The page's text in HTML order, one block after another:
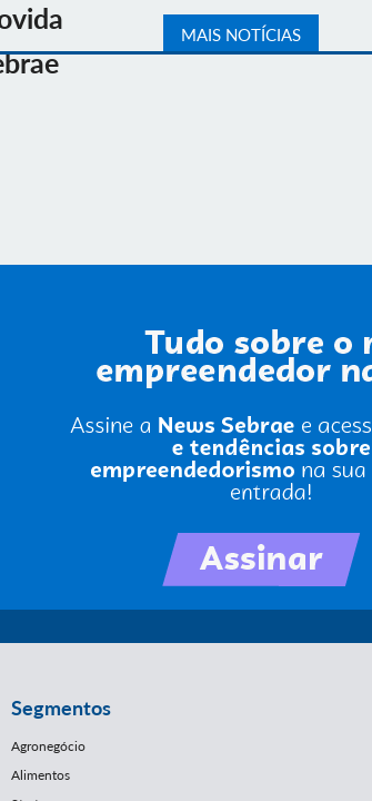
MAIS NOTÍCIAS
Segmentos
Agronegócio
Alimentos